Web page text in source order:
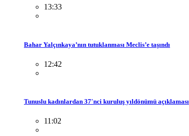
13:33
Bahar Yalçınkaya’nın tutuklanması Meclis’e taşındı
12:42
Tunuslu kadınlardan 37'nci kuruluş yıldönümü açıklaması
11:02